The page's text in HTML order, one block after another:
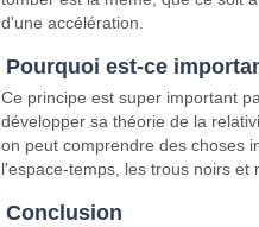
d'une accélération.
Pourquoi est-ce
Ce principe est super important
développer sa théorie de la
on peut comprendre des choses
l'espace-temps, les trous noirs et
Conclusion